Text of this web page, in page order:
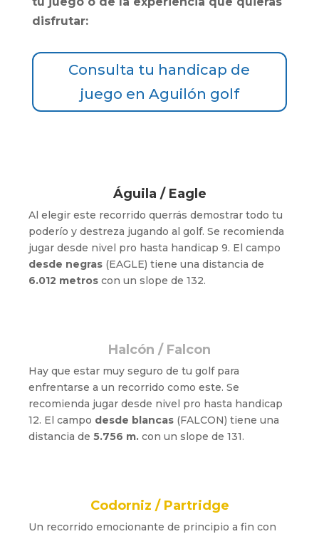
disfrutar:
Consulta tu handicap de
juego en Aguilón golf
Águila / Eagle
Al elegir este recorrido querrás demostrar todo tu
poderío y destreza jugando al golf. Se recomienda
jugar desde nivel pro hasta handicap 9. El campo
desde negras (EAGLE) tiene una distancia de
6.012 metros con un slope de 132.
Halcón / Falcon
Hay que estar muy seguro de tu golf para
enfrentarse a un recorrido como este. Se
recomienda jugar desde nivel pro hasta handicap
12. El campo desde blancas (FALCON) tiene una
distancia de 5.756 m. con un slope de 131.
Codorniz / Partridge
Un recorrido emocionante de principio a fin con